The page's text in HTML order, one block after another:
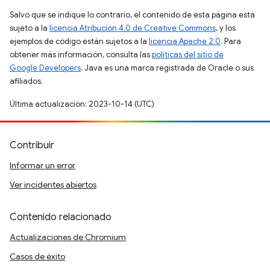
Salvo que se indique lo contrario, el contenido de esta página está
sujeto a la licencia Atribución 4.0 de Creative Commons, y los
ejemplos de código están sujetos a la licencia Apache 2.0. Para
obtener más información, consulta laspolíticas del sitio de
Google Developers. Java es una marca registrada de Oracle o sus
afiliados.
Última actualización: 2023-10-14 (UTC)
Contribuir
Informar un error
Ver incidentes abiertos
Contenido relacionado
Actualizaciones de Chromium
Casos de éxito